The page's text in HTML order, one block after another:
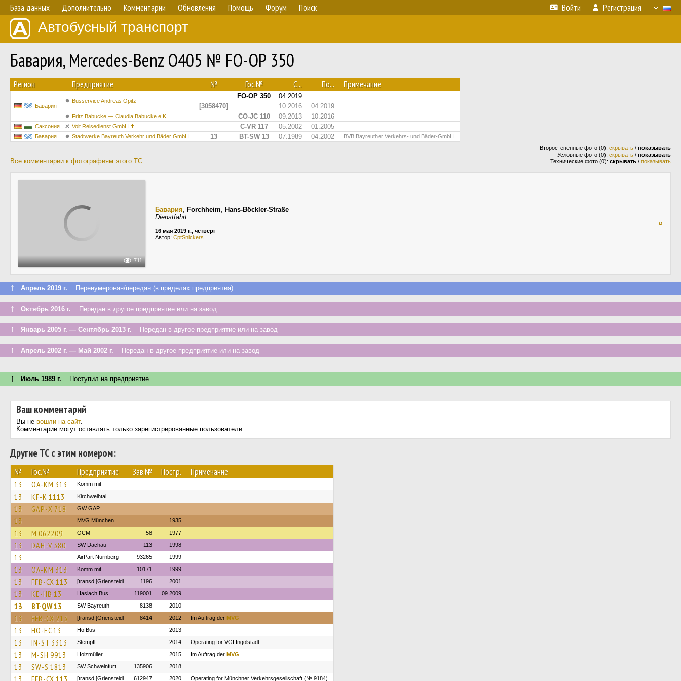
База данных Дополнительно Комментарии Обновления Помощь Форум Поиск Войти Регистрация
Автобусный транспорт
Бавария, Mercedes-Benz O405 № FO-OP 350
Регион Предприятие № Гос.№ С... По... Примечание
Бавария
Busservice Andreas Opitz
FO-OP 350
04.2019
[3058470]
10.2016 04.2019
Fritz Babucke — Claudia Babucke e.K. CO-JC 110 09.2013 10.2016
Саксония Voit Reisedienst GmbH ✝︎ C-VR 117 05.2002 01.2005
Бавария Stadtwerke Bayreuth Verkehr und Bäder GmbH 13 BT-SW 13 07.1989 04.2002 BVB Bayreuther Verkehrs- und Bäder-GmbH
Все комментарии к фотографиям этого ТС
Второстепенные фото (0): скрывать / показывать
Условные фото (0): скрывать / показывать
Технические фото (0): скрывать / показывать
711
Бавария, Forchheim, Hans-Böckler-Straße
Dienstfahrt
16 мая 2019 г., четверг
Автор: CptSnickers
¤
↑ Апрель 2019 г. Перенумерован/передан (в пределах предприятия)
↑ Октябрь 2016 г. Передан в другое предприятие или на завод
↑ Январь 2005 г. — Сентябрь 2013 г. Передан в другое предприятие или на завод
↑ Апрель 2002 г. — Май 2002 г. Передан в другое предприятие или на завод
↑ Июль 1989 г. Поступил на предприятие
Ваш комментарий
Вы не вошли на сайт.
Комментарии могут оставлять только зарегистрированные пользователи.
Другие ТС с этим номером:
№ Гос.№ Предприятие Зав.№ Постр. Примечание
13 OA-KM 313 Komm mit
13 KF-K 1113 Kirchweihtal
13 GAP-X 718 GW GAP
13 MVG München 1935
13 M 062209 OCM 58 1977
13 DAH-V 380 SW Dachau 113 1998
13 AirPart Nürnberg 93265 1999
13 OA-KM 313 Komm mit 10171 1999
13 FFB-CX 113 [transd.]Griensteidl 1196 2001
13 KE-HB 13 Haslach Bus 119001 09.2009
13 BT-QW 13 SW Bayreuth 8138 2010
13 FFB-CX 213 [transd.]Griensteidl 8414 2012 Im Auftrag der MVG
13 HO-EC 13 HofBus 2013
13 IN-ST 3313 Stempfl 2014 Operating for VGI Ingolstadt
13 M-SH 9913 Holzmüller 2015 Im Auftrag der MVG
13 SW-S 1813 SW Schweinfurt 135906 2018
13 FFB-CX 113 [transd.]Griensteidl 612947 2020 Operating for Münchner Verkehrsgesellschaft (№ 9184)